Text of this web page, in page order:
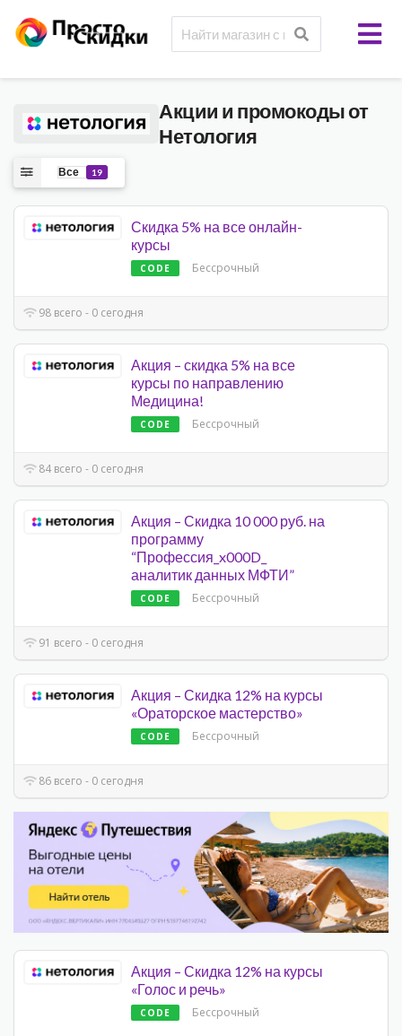
Акции и промокоды от
Нетология
Все 19
Скидка 5% на все онлайн-
курсы
CODE Бессрочный
98 всего - 0 сегодня
Акция – скидка 5% на все
курсы по направлению
Медицина!
CODE Бессрочный
84 всего - 0 сегодня
Акция – Скидка 10 000 руб. на
программу
“Профессия_x000D_
аналитик данных МФТИ”
CODE Бессрочный
91 всего - 0 сегодня
Акция – Скидка 12% на курсы
«Ораторское мастерство»
CODE Бессрочный
86 всего - 0 сегодня
Акция – Скидка 12% на курсы
«Голос и речь»
CODE Бессрочный